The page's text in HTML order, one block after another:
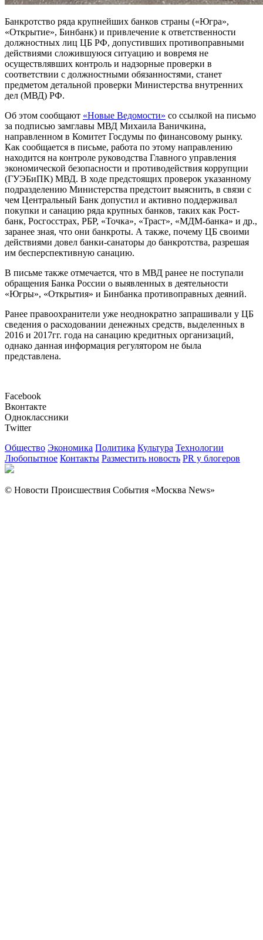
Банкротство ряда крупнейших банков страны («Югра»,
«Открытие», Бинбанк) и привлечение к ответственности
должностных лиц ЦБ РФ, допустивших противоправными
действиями сложившуюся ситуацию и вовремя не
осуществлявших контроль и надзорные проверки в
соответствии с должностными обязанностями, станет
предметом детальной проверки Министерства внутренних
дел (МВД) РФ.
Об этом сообщают «Новые Ведомости» со ссылкой на письмо
за подписью замглавы МВД Михаила Ваничкина,
направленном в Комитет Госдумы по финансовому рынку.
Как сообщается в письме, работа по этому направлению
находится на контроле руководства Главного управления
экономической безопасности и противодействия коррупции
(ГУЭБиПК) МВД. В ходе предстоящих проверок указанному
подразделению Министерства предстоит выяснить, в связи с
чем Центральный Банк допустил и активно поддерживал
покупки и санацию ряда крупных банков, таких как Рост-
банк, Росгосстрах, РБР, «Точка», «Траст», «МДМ-банка» и др.,
заранее зная, что они банкроты. А также, почему ЦБ своими
действиями довел банки-санаторы до банкротства, разрешая
им бесперспективную санацию.
В письме также отмечается, что в МВД ранее не поступали
обращения Банка России о выявленных в деятельности
«Югры», «Открытия» и Бинбанка противоправных деяний.
Ранее правоохранители уже неоднократно запрашивали у ЦБ
сведения о расходовании денежных средств, выделенных в
2016 и 2017гг. года на санацию кредитных организаций,
однако данная информация регулятором не была
представлена.
Facebook
Вконтакте
Одноклассники
Twitter
Общество Экономика Политика Культура Технологии
Любопытное Контакты Разместить новость PR у блогеров
© Новости Происшествия События «Москва News»